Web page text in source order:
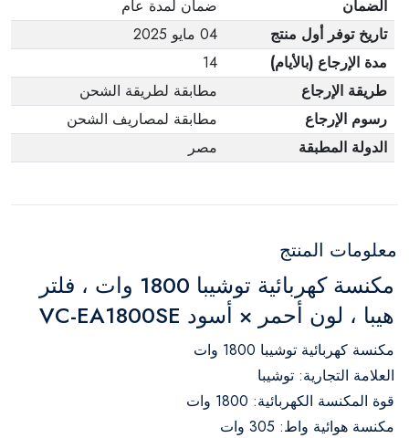
الضمان
ضمان لمدة عام
تاريخ توفر أول منتج
04 مايو 2025
مدة الإرجاع (بالأيام)
14
طريقة الإرجاع
مطابقة لطريقة الشحن
رسوم الإرجاع
مطابقة لمصاريف الشحن
الدولة المطبقة
مصر
معلومات المنتج
مكنسة كهربائية توشيبا 1800 وات ، فلتر
هيبا ، لون أحمر × أسود VC-EA1800SE
مكنسة كهربائية توشيبا 1800 وات
العلامة التجارية: توشيبا
قوة المكنسة الكهربائية: 1800 وات
مكنسة هوائية واط: 305 وات